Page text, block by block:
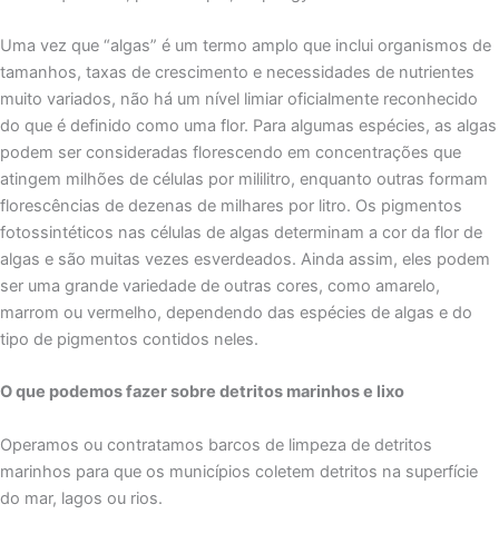
Uma vez que “algas” é um termo amplo que inclui organismos de
tamanhos, taxas de crescimento e necessidades de nutrientes
muito variados, não há um nível limiar oficialmente reconhecido
do que é definido como uma flor. Para algumas espécies, as algas
podem ser consideradas florescendo em concentrações que
atingem milhões de células por mililitro, enquanto outras formam
florescências de dezenas de milhares por litro. Os pigmentos
fotossintéticos nas células de algas determinam a cor da flor de
algas e são muitas vezes esverdeados. Ainda assim, eles podem
ser uma grande variedade de outras cores, como amarelo,
marrom ou vermelho, dependendo das espécies de algas e do
tipo de pigmentos contidos neles.
O que podemos fazer sobre detritos marinhos e lixo
Operamos ou contratamos barcos de limpeza de detritos
marinhos para que os municípios coletem detritos na superfície
do mar, lagos ou rios.